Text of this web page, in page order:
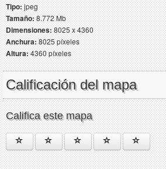
Tipo:jpeg
Tamaño:8.772 Mb
Dimensiones:8025 x 4360
Anchura:8025 píxeles
Altura:4360 píxeles
Calificación del mapa
Califica este mapa